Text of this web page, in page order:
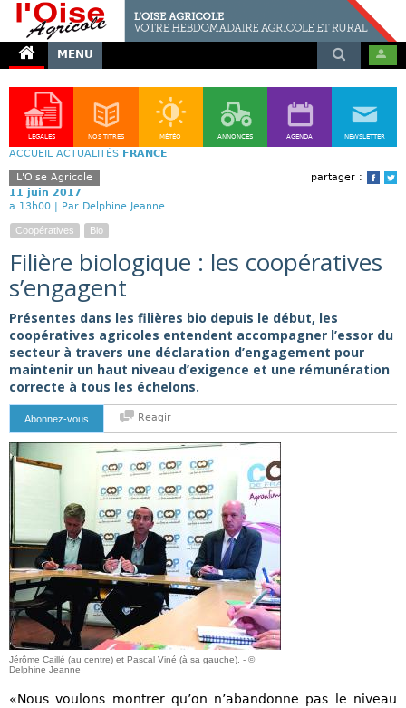
MENU
LÉGALES NOS TITRES MÉTÉO ANNONCES AGENDA NEWSLETTER
ACCUEIL ACTUALITÉS FRANCE
partager :
L'Oise Agricole
11 juin 2017
a 13h00 | Par Delphine Jeanne
Coopératives Bio
Filière biologique : les coopératives
s’engagent
Présentes dans les filières bio depuis le début, les
coopératives agricoles entendent accompagner l’essor du
secteur à travers une déclaration d’engagement pour
maintenir un haut niveau d’exigence et une rémunération
correcte à tous les échelons.
Abonnez-vous Reagir
Jérôme Caillé (au centre) et Pascal Viné (à sa gauche). - ©
Delphine Jeanne
«Nous voulons montrer qu’on n’abandonne pas le niveau